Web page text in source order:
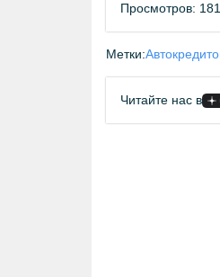
Просмотров:
Метки:
Читайте нас в